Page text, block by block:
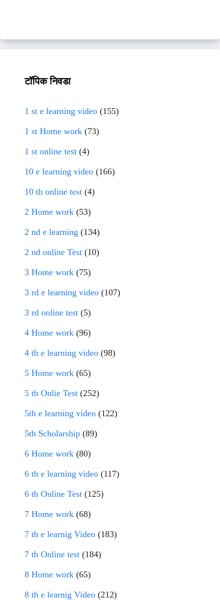
टॉपिक निवडा
1 st e learning video (155)
1 st Home work (73)
1 st online test (4)
10 e learning video (166)
10 th online test (4)
2 Home work (53)
2 nd e learning (134)
2 nd online Test (10)
3 Home work (75)
3 rd e learning video (107)
3 rd online test (5)
4 Home work (96)
4 th e learning video (98)
5 Home work (65)
5 th Onlie Test (252)
5th e learning video (122)
5th Scholarship (89)
6 Home work (80)
6 th e learning video (117)
6 th Online Test (125)
7 Home work (68)
7 th e learnig Video (183)
7 th Online test (184)
8 Home work (65)
8 th e learnig Video (212)